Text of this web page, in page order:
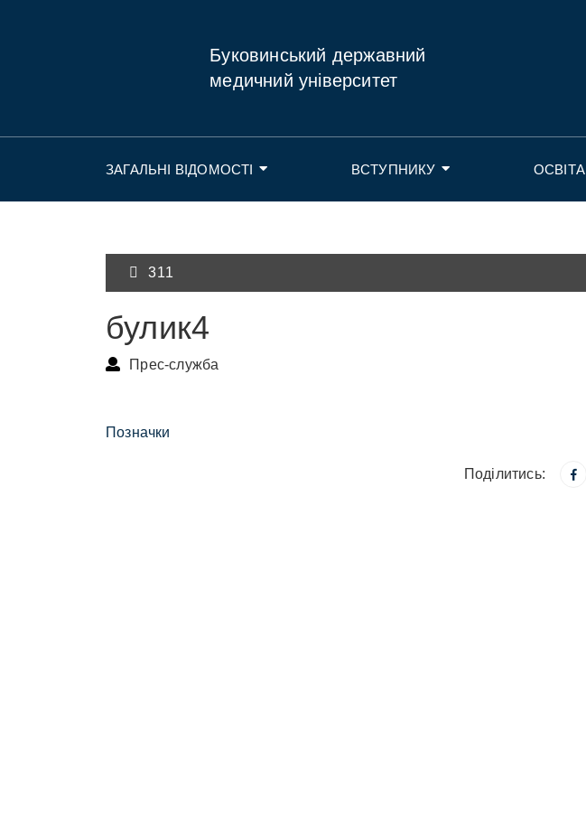
Буковинський державний
медичний університет
ЗАГАЛЬНІ ВІДОМОСТІ ВСТУПНИКУ ОСВІТА
311
булик4
Прес-служба
Позначки
Поділитись: